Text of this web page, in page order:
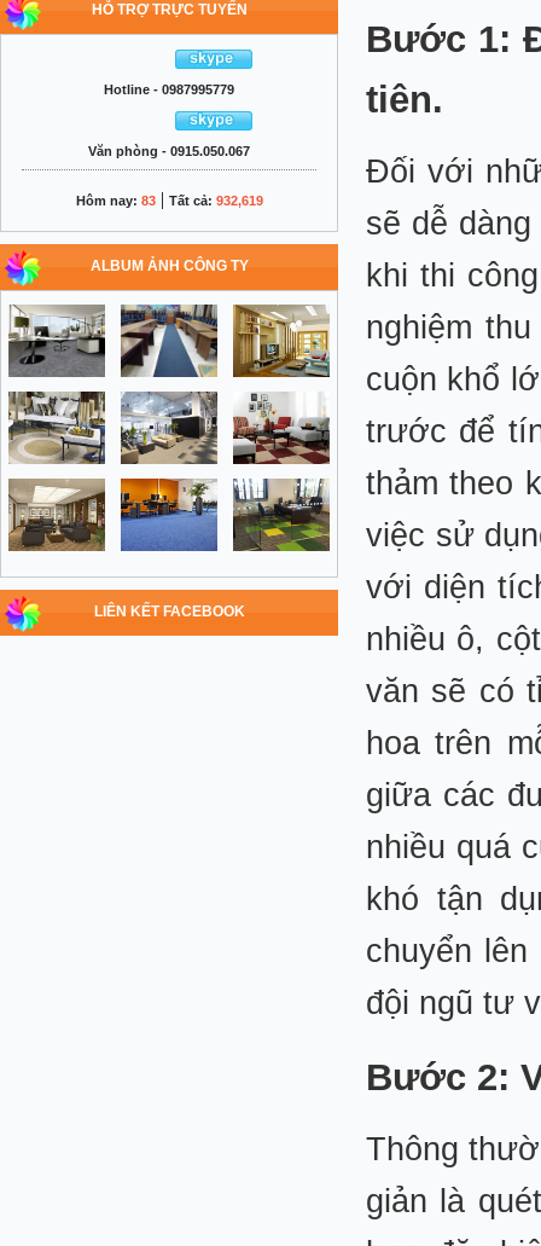
HỖ TRỢ TRỰC TUYẾN
Hotline - 0987995779
Văn phòng - 0915.050.067
Hôm nay: 83| Tất cả: 932,619
ALBUM ẢNH CÔNG TY
LIÊN KẾT FACEBOOK
Bước 1:
tiên.
Đối với
sẽ dễ
khi thi
nghiệm
cuộn khổ
trước để
thảm theo
việc sử
với diện
nhiều ô,
văn sẽ có
hoa trên
giữa các
nhiều quá
khó tận
chuyển
đội ngũ tư
Bước 2:
Thông
giản là